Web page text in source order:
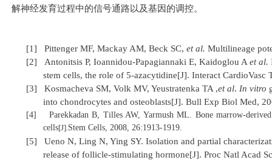
解神经发育过程中的信号通路以及基因的调控。
[1] Pittenger MF, Mackay AM, Beck SC, et al. Multilineage
[2]
Antonitsis P, Ioannidou-Papagiannaki E, Kaidoglou A et al.
stem cells, the role of 5-azacytidine[J]. Interact CardioVasc
[3]
Kosmacheva SM, Volk MV, Yeustratenka TA ,et al. In vitro
into chondrocytes and osteoblasts[J]. Bull Exp Biol Med,
[4]
Parekkadan B, Tilles AW, Yarmush ML. Bone marrow-
cells[J].Stem Cells, 2008, 26:1913-1919.
[5] Ueno N, Ling N, Ying SY. Isolation and partial
release of follicle-stimulating hormone[J]. Proc Natl Acad